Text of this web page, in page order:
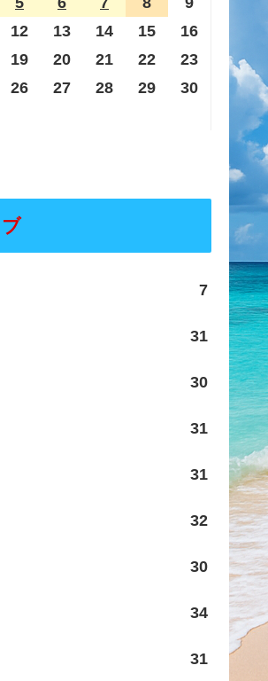
12 13 14 15
16
19 20 21 22
23
26 27 28 29
30
7
31
30
31
31
32
30
34
31